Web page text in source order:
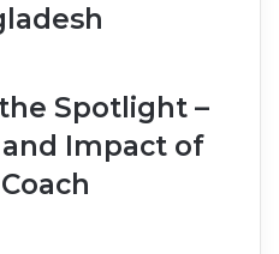
Spotlight –
Impact of